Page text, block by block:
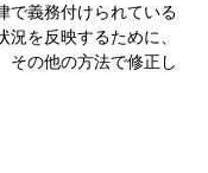
で義務付けられている
を反映するために、
その他の方法で修正し